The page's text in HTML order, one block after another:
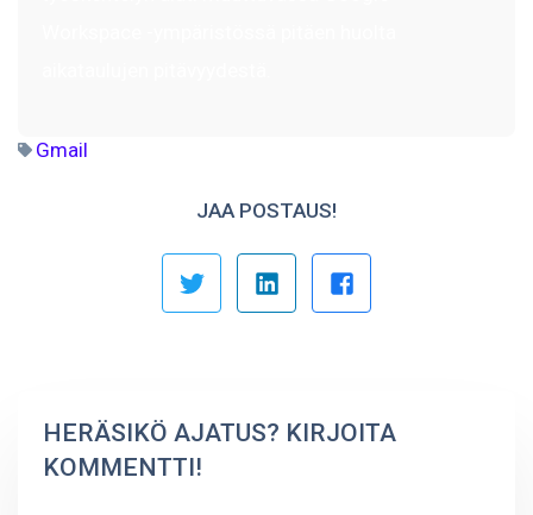
Gmail
JAA POSTAUS!
HERÄSIKÖ AJATUS? KIRJOITA
KOMMENTTI!